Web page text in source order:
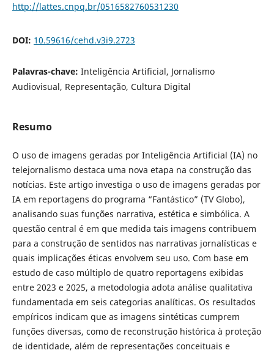
http://lattes.cnpq.br/0516582760531230
DOI: 10.59616/cehd.v3i9.2723
Palavras-chave: Inteligência Artificial, Jornalismo
Audiovisual, Representação, Cultura Digital
Resumo
O uso de imagens geradas por Inteligência Artificial (IA) no
telejornalismo destaca uma nova etapa na construção das
notícias. Este artigo investiga o uso de imagens geradas por
IA em reportagens do programa “Fantástico” (TV Globo),
analisando suas funções narrativa, estética e simbólica. A
questão central é em que medida tais imagens contribuem
para a construção de sentidos nas narrativas jornalísticas e
quais implicações éticas envolvem seu uso. Com base em
estudo de caso múltiplo de quatro reportagens exibidas
entre 2023 e 2025, a metodologia adota análise qualitativa
fundamentada em seis categorias analíticas. Os resultados
empíricos indicam que as imagens sintéticas cumprem
funções diversas, como de reconstrução histórica à proteção
de identidade, além de representações conceituais e